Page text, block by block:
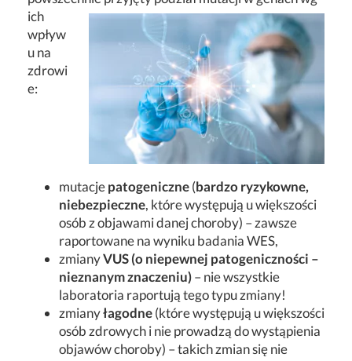
ich
wpływ
u na
zdrowi
e:
mutacjepatogeniczne(bardzo ryzykowne,
niebezpieczne, które występują u większości
osób z objawami danej choroby) – zawsze
raportowane na wyniku badania WES,
zmianyVUS (o niepewnej patogeniczności –
nieznanym znaczeniu)– nie wszystkie
laboratoria raportują tego typu zmiany!
zmianyłagodne(które występują u większości
osób zdrowych i nie prowadzą do wystąpienia
objawów choroby) – takich zmian się nie